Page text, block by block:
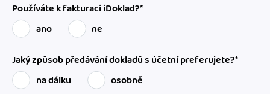
Používáte k fakturaci iDoklad?*
ano
ne
Jaký způsob předávání dokladů s účetní preferujete?*
na dálku
osobně